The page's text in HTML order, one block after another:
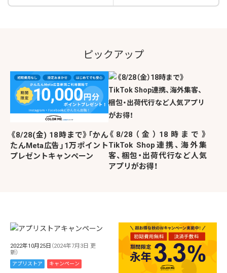
ピックアップ
《8/28(金) 18時まで》「かん
たんMeta広告」1万ポイント
プレゼントキャンペーン
《8/28（金）18時まで》
TikTok Shop連携、海外集
客、梱包・出荷代行など人気
アプリがお得！
2022年10月25日 （2024年7月3日 更
新）
アプリストア キャンペーン